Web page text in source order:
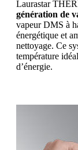
Laurastar
génération de
vapeur DMS à
énergétique et
nettoyage. Ce
température
d’énergie.